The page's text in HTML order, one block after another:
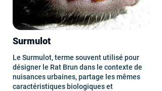
Surmulot
Le Surmulot, terme souvent utilisé pour
désigner le Rat Brun dans le contexte de
nuisances urbaines, partage les mêmes
caractéristiques biologiques et